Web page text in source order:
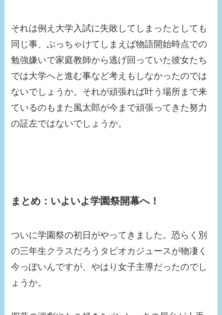
それは例え大学入試に失敗してしまったとしても
同じ事、ぶっちゃけてしまえば物語開始時点での
勉強嫌いで家庭教師から逃げ回っていた彼女たち
では大学へと進む事など考えもしなかったのでは
ないでしょうか。それが頑張れば叶う場所まで来
ているのもまた風太郎が今まで頑張ってきた努力
の証左ではないでしょうか。
まとめ：いよいよ学園祭開幕へ！
ついに学園祭の初日がやってきました。恐らく別
の三年生クラスだろうタピオカジュースが物凄く
今っぽいんですが、やはり女子主導だったのでし
ょうか。